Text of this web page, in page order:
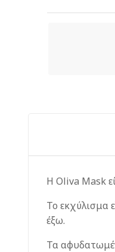
Η Oliva Mask
Το εκχύλισμα
έξω.
Τα